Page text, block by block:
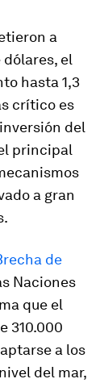
a
el
hasta 1,3
crítico es
del
principal
a gran
de
Naciones
que el
310.000
a los
del mar,